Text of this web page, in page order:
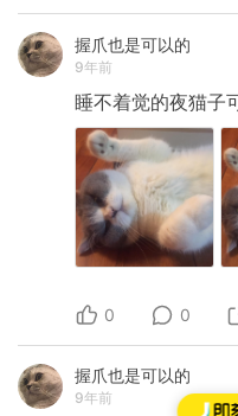
握爪也是可以的
9年前
睡不着觉的夜猫子
0 0
握爪也是可以的
9年前